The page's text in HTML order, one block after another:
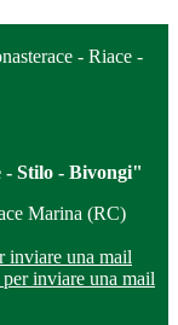
- Riace -
- Stilo - Bivongi"
Marina (RC)
inviare una mail
inviare una mail